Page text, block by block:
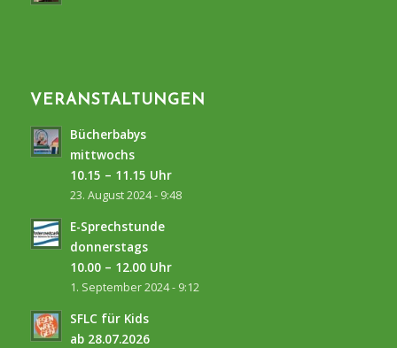
VERANSTALTUNGEN
Bücherbabys
mittwochs
10.15 – 11.15 Uhr
23. August 2024 - 9:48
E-Sprechstunde
donnerstags
10.00 – 12.00 Uhr
1. September 2024 - 9:12
SFLC für Kids
ab 28.07.2026